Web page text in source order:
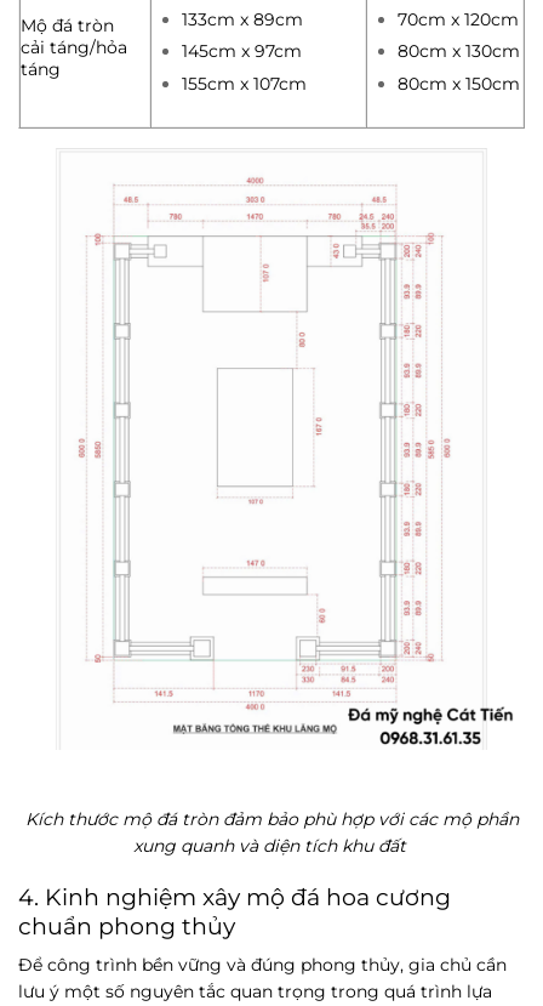
Mộ đá tròn
cải táng/hỏa
táng
133cm x 89cm
145cm x 97cm
155cm x 107cm
70cm x 120cm
80cm x 130cm
80cm x 150cm
Kích thước mộ đá tròn đảm bảo phù hợp với các mộ phần
xung quanh và diện tích khu đất
4. Kinh nghiệm xây mộ đá hoa cương
chuẩn phong thủy
Để công trình bền vững và đúng phong thủy, gia chủ cần
lưu ý một số nguyên tắc quan trọng trong quá trình lựa